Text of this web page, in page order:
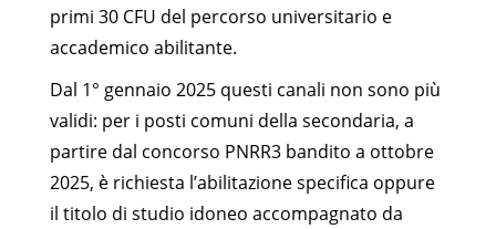
primi 30 CFU del percorso universitario e
accademico abilitante.
Dal 1° gennaio 2025 questi canali non sono più
validi: per i posti comuni della secondaria, a
partire dal concorso PNRR3 bandito a ottobre
2025, è richiesta l’abilitazione specifica oppure
il titolo di studio idoneo accompagnato da